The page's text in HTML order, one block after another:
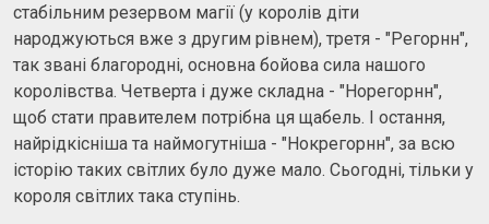
стабільним резервом магії (у королів діти
народжуються вже з другим рівнем), третя - "Регорнн",
так звані благородні, основна бойова сила нашого
королівства. Четверта і дуже складна - "Норегорнн",
щоб стати правителем потрібна ця щабель. І остання,
найрідкісніша та наймогутніша - "Нокрегорнн", за всю
історію таких світлих було дуже мало. Сьогодні, тільки у
короля світлих така ступінь.